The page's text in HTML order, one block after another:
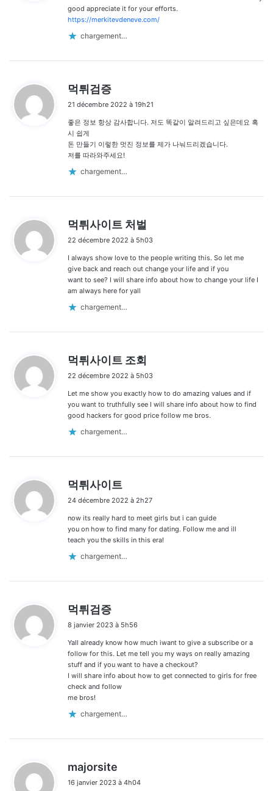
:
good appreciate it for your efforts.
https://merkitevdeneve.com/
chargement…
먹튀검증
t
21 décembre 2022 à 19h21
좋은 정보 항상 감사합니다. 저도 똑같이 알려드리고 싶은데요 혹
시 쉽게
돈 만들기 이렇한 멋진 정보를 제가 나눠드리겠습니다.
저를 따라와주세요!
chargement…
먹튀사이트 처벌
t
:
22 décembre 2022 à 5h03
I always show love to the people writing this. So let me
give back and reach out change your life and if you
want to see? I will share info about how to change your life I
am always here for yall
chargement…
먹튀사이트 조회
t
:
22 décembre 2022 à 5h03
Let me show you exactly how to do amazing values and if
you want to truthfully see I will share info about how to find
good hackers for good price follow me bros.
chargement…
먹튀사이트
t
:
24 décembre 2022 à 2h27
now its really hard to meet girls but i can guide
you on how to find many for dating. Follow me and ill
teach you the skills in this era!
chargement…
먹튀검증
t
:
8 janvier 2023 à 5h56
Yall already know how much iwant to give a subscribe or a
follow for this. Let me tell you my ways on really amazing
stuff and if you want to have a checkout?
I will share info about how to get connected to girls for free
check and follow
me bros!
chargement…
majorsite
t
16 janvier 2023 à 4h04